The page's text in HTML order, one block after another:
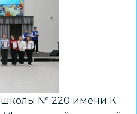
школы № 220 имени К.